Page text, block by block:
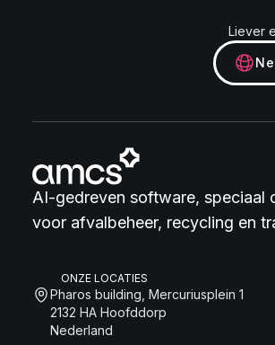
Liever
AI-gedreven software, speciaal
voor afvalbeheer, recycling en
ONZE LOCATIES
Pharos building, Mercuriusplein 1
2132 HA Hoofddorp
Nederland